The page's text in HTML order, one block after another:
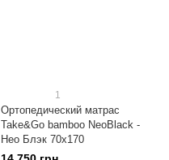
1
Ортопедический матрас
Take&Go bamboo NeoBlack -
Нео Блэк 70x170